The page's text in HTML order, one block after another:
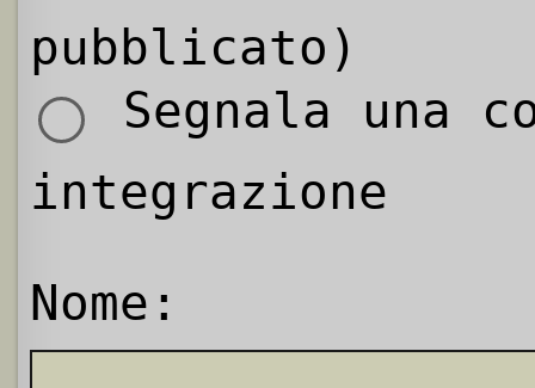
pubblicato)
Segnala una
integrazione
Nome: